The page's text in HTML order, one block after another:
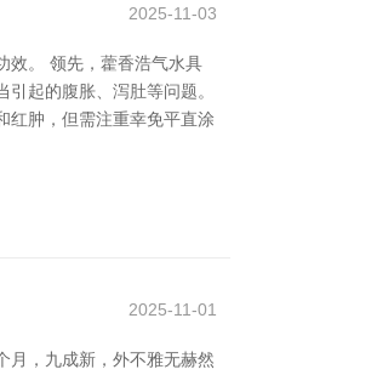
2025-11-03
效。 领先，藿香浩气水具
起的腹胀、泻肚等问题。
红肿，但需注重幸免平直涂
2025-11-01
月，九成新，外不雅无赫然